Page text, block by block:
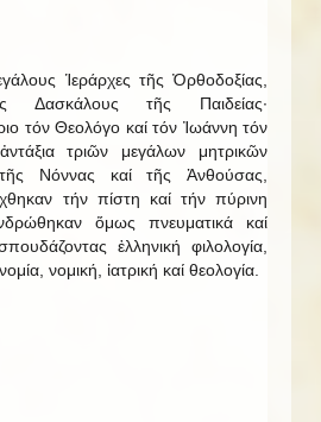
Ἱεράρχες τῆς Ὀρθοδοξίας,
Δασκάλους τῆς Παιδείας·
τόν Θεολόγο καί τόν Ἰωάννη τόν
τριῶν μεγάλων μητρικῶν
Νόννας καί τῆς Ἀνθούσας,
τήν πίστη καί τήν πύρινη
ὅμως πνευματικά καί
ἑλληνική φιλολογία,
νομική, ἰατρική καί θεολογία.